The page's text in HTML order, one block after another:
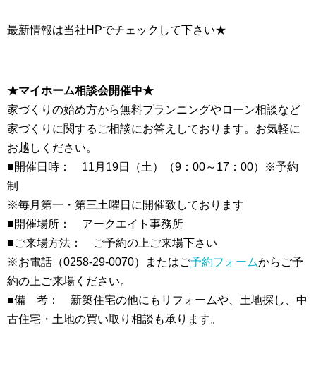
最新情報は当社HPでチェックして下さい★
★マイホーム相談会開催中★
家づくりの始め方から無料プランニングやローン相談など
家づくりに関するご相談にお答えしております。お気軽に
お越しください。
■開催日時： 11月19日（土）（9：00～17：00）※予約
制
※毎月第一・第三土曜日に開催致しております
■開催場所： アークエイト事務所
■ご来場方法： ご予約の上ご来場下さい
※お電話（0258-29-0070）またはご予約フォームからご予
約の上ご来場ください。
■備 考： 新築住宅の他にもリフォームや、土地探し、中
古住宅・土地の買い取り相談も承ります。